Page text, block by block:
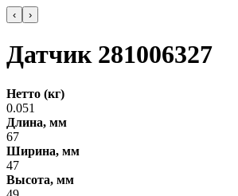
‹ ›
Датчик 281006327
Нетто (кг)
0.051
Длина, мм
67
Ширина, мм
47
Высота, мм